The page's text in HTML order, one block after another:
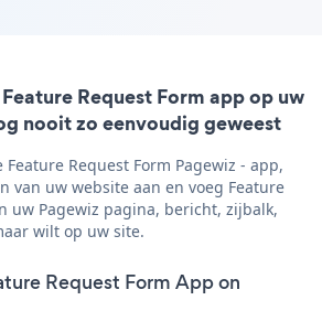
Request Form app op uw
nooit zo eenvoudig geweest
Request Form Pagewiz - app,
van uw website aan en voeg Feature
uw Pagewiz pagina, bericht, zijbalk,
wilt op uw site.
Request Form App on